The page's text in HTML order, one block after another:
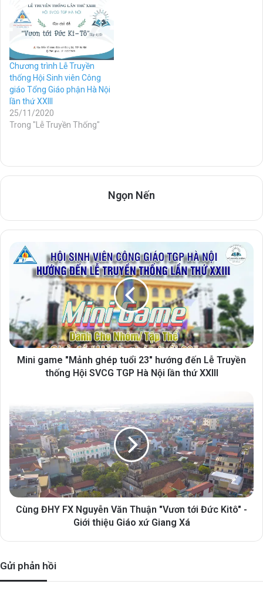
Chương trình Lễ Truyền
thống Hội Sinh viên Công
giáo Tổng Giáo phận Hà Nội
lần thứ XXIII
25/11/2020
Trong "Lễ Truyền Thống"
Ngọn Nến
Mini game "Mảnh ghép tuổi 23" hướng đến Lễ Truyền
thống Hội SVCG TGP Hà Nội lần thứ XXIII
Cùng ĐHY FX Nguyễn Văn Thuận "Vươn tới Đức Kitô" -
Giới thiệu Giáo xứ Giang Xá
Gửi phản hồi